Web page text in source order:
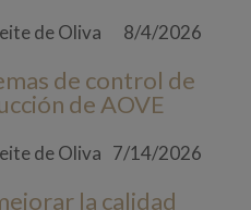
de Oliva 8/4/2026
de control de
de AOVE
de Oliva 7/14/2026
la calidad